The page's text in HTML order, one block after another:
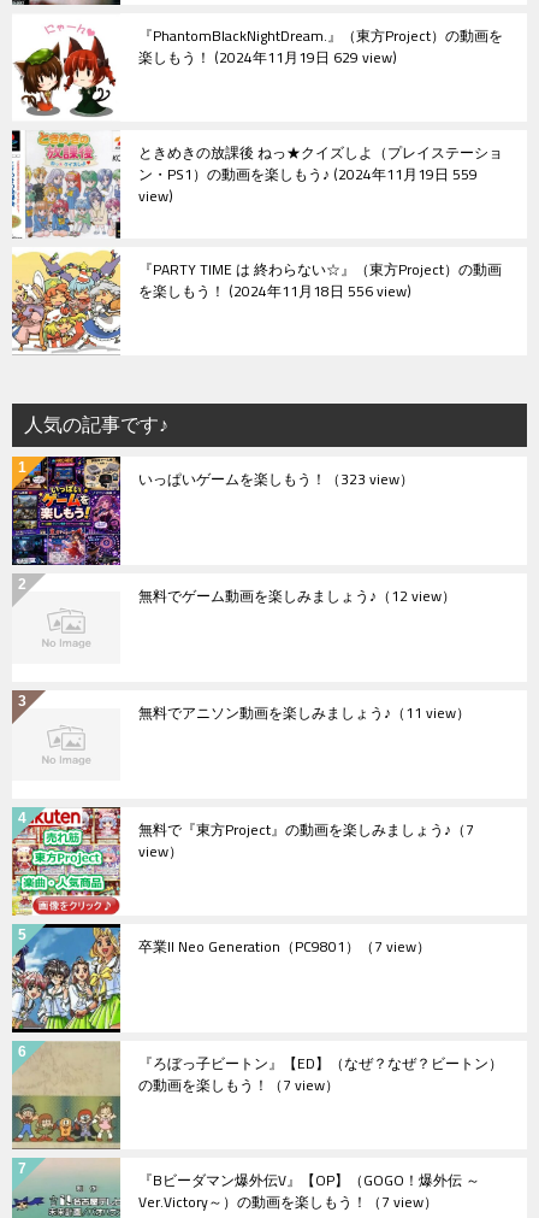
『PhantomBlackNightDream.』（東方Project）の動画を
楽しもう！ 2024年11月19日 629 view
ときめきの放課後 ねっ★クイズしよ（プレイステーショ
ン・PS1）の動画を楽しもう♪ 2024年11月19日 559
view
『PARTY TIME は 終わらない☆』（東方Project）の動画
を楽しもう！ 2024年11月18日 556 view
人気の記事です♪
いっぱいゲームを楽しもう！ （323 view）
無料でゲーム動画を楽しみましょう♪ （12 view）
無料でアニソン動画を楽しみましょう♪ （11 view）
無料で『東方Project』の動画を楽しみましょう♪ （7
view）
卒業II Neo Generation（PC9801） （7 view）
『ろぼっ子ビートン』【ED】（なぜ？なぜ？ビートン）
の動画を楽しもう！ （7 view）
『Bビーダマン爆外伝V』【OP】（GOGO！爆外伝 ～
Ver.Victory～）の動画を楽しもう！ （7 view）